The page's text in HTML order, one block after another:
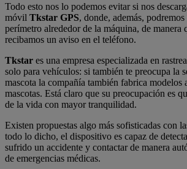
Todo esto nos lo podemos evitar si nos
móvil Tkstar GPS, donde, además, podremos
perímetro alrededor de la máquina, de manera
recibamos un aviso en el teléfono.
Tkstar es una empresa especializada en
solo para vehículos: si también te preocupa la
mascota la compañía también fabrica modelos
mascotas. Está claro que su preocupación es
de la vida con mayor tranquilidad.
Existen propuestas algo más sofisticadas con
todo lo dicho, el dispositivo es capaz de
sufrido un accidente y contactar de manera
de emergencias médicas.